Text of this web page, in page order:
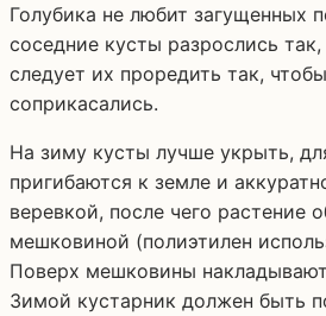
Голубика не любит загущенных
соседние кусты разрослись
следует их проредить так,
соприкасались.
На зиму кусты лучше укрыть,
пригибаются к земле и
веревкой, после чего растение
мешковиной (полиэтилен
Поверх мешковины
Зимой кустарник должен быть